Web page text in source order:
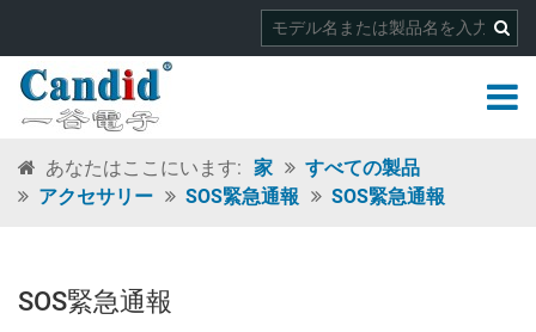
あなたはここにいます: 家
すべての製品
アクセサリー
SOS緊急通報 SOS緊急通報
SOS緊急通報